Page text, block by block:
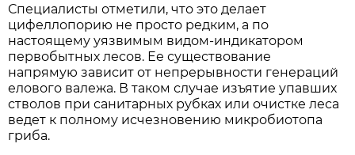
Специалисты отметили, что это делает
цифеллопорию не просто редким, а по
настоящему уязвимым видом-индикатором
первобытных лесов. Ее существование
напрямую зависит от непрерывности генераций
елового валежа. В таком случае изъятие упавших
стволов при санитарных рубках или очистке леса
ведет к полному исчезновению микробиотопа
гриба.